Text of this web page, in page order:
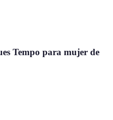
Tempo para mujer de